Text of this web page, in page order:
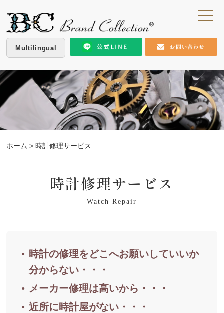
Multilingual
ホーム > 時計修理サービス
時計修理サービス
Watch Repair
時計の修理をどこへお願いしていいか
分からない・・・
メーカー修理は高いから・・・
近所に時計屋がない・・・